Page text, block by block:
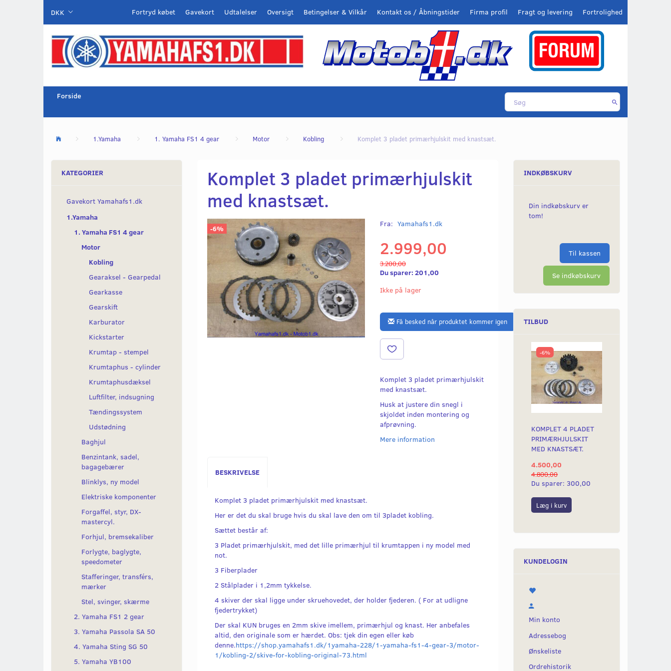
DKK Fortrolighed
Fragt og levering
Firma profil
Kontakt os / Åbningstider
Betingelser & Vilkår
Oversigt
Udtalelser
Gavekort
Fortryd købet
Forside
1.Yamaha 1. Yamaha FS1 4 gear Motor Kobling Komplet 3 pladet primærhjulskit med knastsæt.
KATEGORIER
Gavekort Yamahafs1.dk
1.Yamaha
1. Yamaha FS1 4 gear
Motor
Kobling
Gearaksel - Gearpedal
Gearkasse
Gearskift
Karburator
Kickstarter
Krumtap - stempel
Krumtaphus - cylinder
Krumtaphusdæksel
Luftfilter, indsugning
Tændingssystem
Udstødning
Baghjul
Benzintank, sadel,
bagagebærer
Blinklys, ny model
Elektriske komponenter
Forgaffel, styr, DX-
mastercyl.
Forhjul, bremsekaliber
Forlygte, baglygte,
speedometer
Stafferinger, transférs,
mærker
Stel, svinger, skærme
2. Yamaha FS1 2 gear
3. Yamaha Passola SA 50
4. Yamaha Sting SG 50
5. Yamaha YB100
Komplet 3 pladet primærhjulskit
med knastsæt.
-6%
Fra: Yamahafs1.dk
2.999,00
3.200,00
Du sparer: 201,00
Ikke på lager
Få besked når produktet kommer igen
Komplet 3 pladet primærhjulskit
med knastsæt.
Husk at justere din snegl i
skjoldet inden montering og
afprøvning.
Mere information
BESKRIVELSE
Komplet 3 pladet primærhjulskit med knastsæt.
Her er det du skal bruge hvis du skal lave den om til 3pladet kobling.
Sættet består af:
3 Pladet primærhjulskit, med det lille primærhjul til krumtappen i ny model med
not.
3 Fiberplader
2 Stålplader i 1,2mm tykkelse.
4 skiver der skal ligge under skruehovedet, der holder fjederen. ( For at udligne
fjedertrykket)
Der skal KUN bruges en 2mm skive imellem, primærhjul og knast. Her anbefales
altid, den originale som er hærdet. Obs: tjek din egen eller køb
denne.https://shop.yamahafs1.dk/1yamaha-228/1-yamaha-fs1-4-gear-3/motor-
1/kobling-2/skive-for-kobling-original-73.html
INDKØBSKURV
Din indkøbskurv er
tom!
Til kassen
Se indkøbskurv
TILBUD
-6%
KOMPLET 4 PLADET
PRIMÆRHJULSKIT
MED KNASTSÆT.
4.500,00
4.800,00
Du sparer: 300,00
Læg i kurv
KUNDELOGIN
Min konto
Adressebog
Ønskeliste
Ordrehistorik